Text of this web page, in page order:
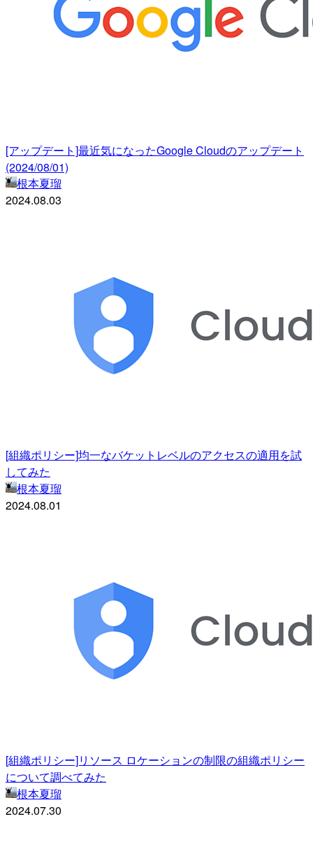
[アップデート]最近気になったGoogle Cloudのアップデート
(2024/08/01)
根本夏瑠
2024.08.03
[組織ポリシー]均一なバケットレベルのアクセスの適用を試
してみた
根本夏瑠
2024.08.01
[組織ポリシー]リソース ロケーションの制限の組織ポリシー
について調べてみた
根本夏瑠
2024.07.30